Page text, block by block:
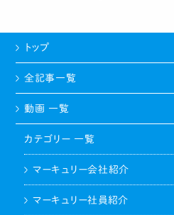
トップ
全記事一覧
動画 一覧
カテゴリー 一覧
マーキュリー会社紹介
マーキュリー社員紹介